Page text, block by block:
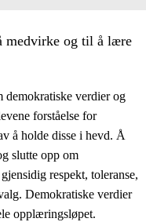
medvirke og til å lære
verdier og
forståelse for
å holde disse i hevd. Å
slutte opp om
respekt, toleranse,
Demokratiske verdier
opplæringsløpet.